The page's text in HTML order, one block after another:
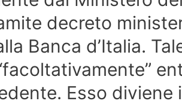
decreto
Banca d’Italia.
Esso diviene